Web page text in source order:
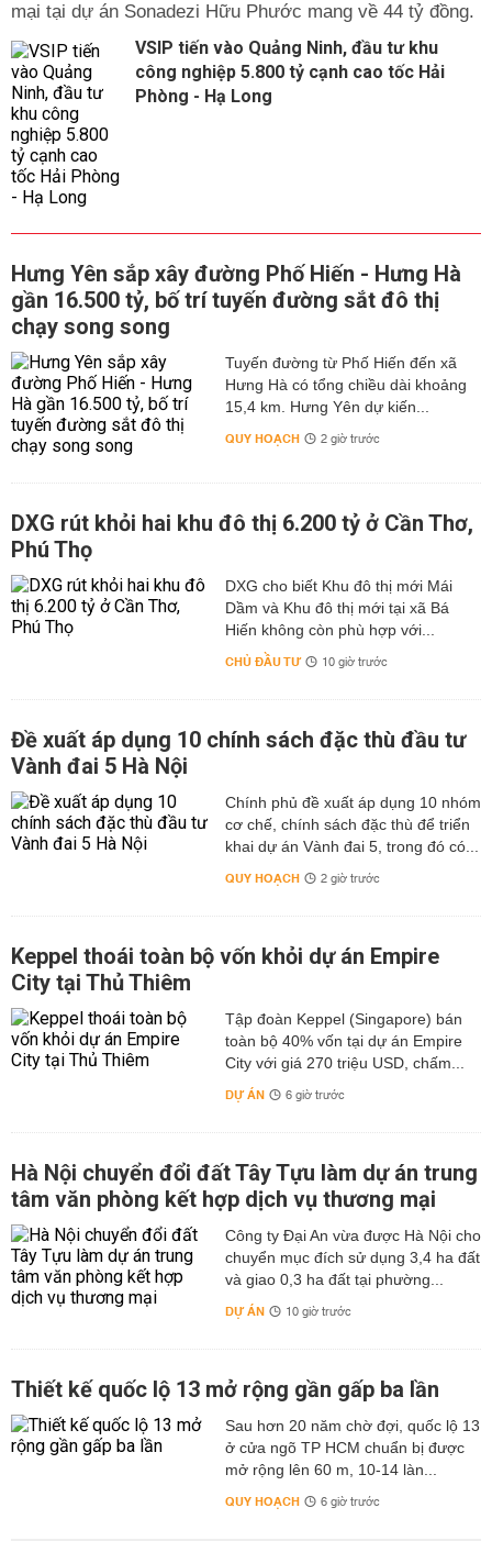
mại tại dự án Sonadezi Hữu Phước mang về 44 tỷ đồng.
VSIP tiến vào Quảng Ninh, đầu tư khu
công nghiệp 5.800 tỷ cạnh cao tốc Hải
Phòng - Hạ Long
Hưng Yên sắp xây đường Phố Hiến - Hưng Hà
gần 16.500 tỷ, bố trí tuyến đường sắt đô thị
chạy song song
Tuyến đường từ Phố Hiến đến xã
Hưng Hà có tổng chiều dài khoảng
15,4 km. Hưng Yên dự kiến...
QUY HOẠCH 2 giờ trước
DXG rút khỏi hai khu đô thị 6.200 tỷ ở Cần Thơ,
Phú Thọ
DXG cho biết Khu đô thị mới Mái
Dầm và Khu đô thị mới tại xã Bá
Hiến không còn phù hợp với...
CHỦ ĐẦU TƯ 10 giờ trước
Đề xuất áp dụng 10 chính sách đặc thù đầu tư
Vành đai 5 Hà Nội
Chính phủ đề xuất áp dụng 10 nhóm
cơ chế, chính sách đặc thù để triển
khai dự án Vành đai 5, trong đó có...
QUY HOẠCH 2 giờ trước
Keppel thoái toàn bộ vốn khỏi dự án Empire
City tại Thủ Thiêm
Tập đoàn Keppel (Singapore) bán
toàn bộ 40% vốn tại dự án Empire
City với giá 270 triệu USD, chấm...
DỰ ÁN 6 giờ trước
Hà Nội chuyển đổi đất Tây Tựu làm dự án trung
tâm văn phòng kết hợp dịch vụ thương mại
Công ty Đại An vừa được Hà Nội cho
chuyển mục đích sử dụng 3,4 ha đất
và giao 0,3 ha đất tại phường...
DỰ ÁN 10 giờ trước
Thiết kế quốc lộ 13 mở rộng gần gấp ba lần
Sau hơn 20 năm chờ đợi, quốc lộ 13
ở cửa ngõ TP HCM chuẩn bị được
mở rộng lên 60 m, 10-14 làn...
QUY HOẠCH 6 giờ trước